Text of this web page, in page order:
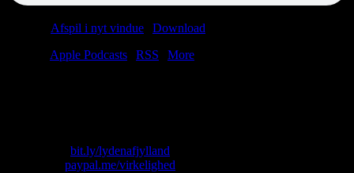
Afspil i nyt vindue Download
Apple Podcasts RSS
More
bit.ly/lydenafjylland
paypal.me/virkelighed